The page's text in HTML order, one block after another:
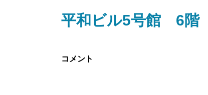
平和ビル5号館 6階
コメント